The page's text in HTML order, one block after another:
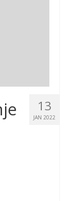
13
JAN 2022